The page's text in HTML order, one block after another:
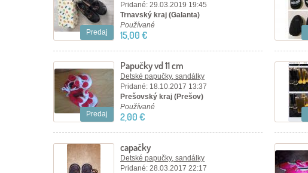
Predaj
Pridané: 29.03.2019 19:45
Trnavský kraj (Galanta)
Používané
15,00 €
Predaj
Papučky vd 11 cm
Detské papučky, sandálky
Pridané: 18.10.2017 13:37
Prešovský kraj (Prešov)
Používané
2,00 €
capačky
Detské papučky, sandálky
Pridané: 28.03.2017 22:17